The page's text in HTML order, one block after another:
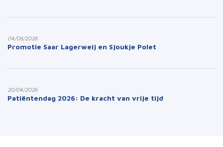
04/06/2026
Promotie Saar Lagerweij en Sjoukje Polet
20/04/2026
Patiëntendag 2026: De kracht van vrije tijd